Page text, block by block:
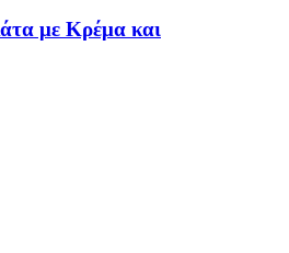
με Κρέμα και